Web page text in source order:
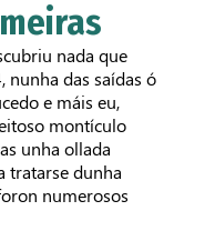
nada que
nunha das saídas ó
e máis eu,
montículo
unha ollada
tratarse dunha
numerosos